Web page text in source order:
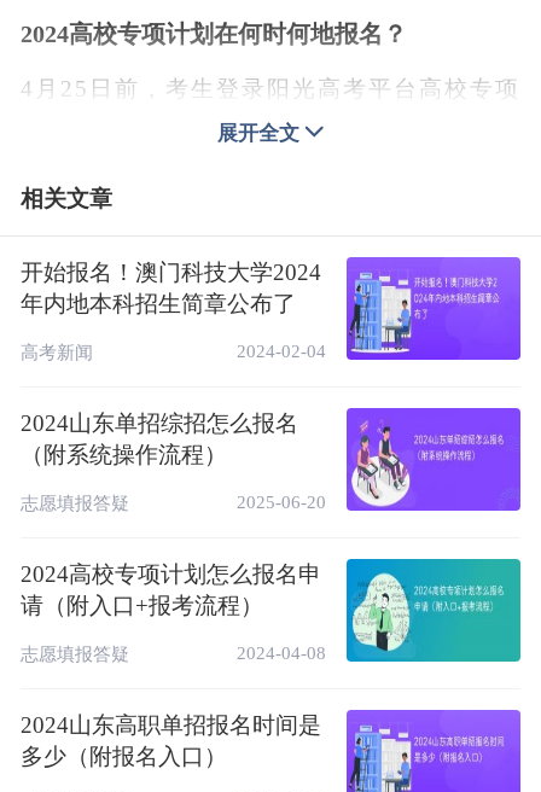
2024高校专项计划在何时何地报名？
4月25日前，考生登录阳光高考平台高校专项
计划报名系统完成报名申请。
◆ 4月25日前：有关高校公布招生简章，考
◆ 5月底前：查看省级招考机构和高校审核
◆ 高考后-出分前：高校确定并公示资格名
单(部分试点高校还将组织考核)
◆ 高考出分后：单独填报高校专项计划志愿
高校专项计划报名操作具体流程（附入口官
网）
1、登录报名系统
https://gaokao.chsi.com.cn/
），点击左侧特
殊类型招生信息服务平台进入，选择“高校专
展开全文
相关文章
开始报名！澳门科技大学2024
年内地本科招生简章公布了
高考新闻 2024-02-04
2024山东单招综招怎么报名
（附系统操作流程）
志愿填报答疑 2025-06-20
2024高校专项计划怎么报名申
请（附入口+报考流程）
志愿填报答疑 2024-04-08
2024山东高职单招报名时间是
多少（附报名入口）